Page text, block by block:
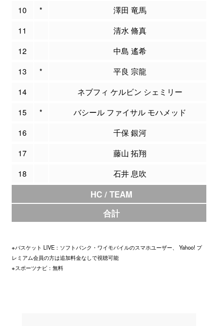
10 *
澤田 竜馬
11
清水 脩真
12
中島 遙希
13
*
平良 宗龍
14
ネブフィ ケルビン シェミリー
15
*
バシール ファイサル モハメッド
16
千保 銀河
17
藤山 拓翔
18
石井 息吹
HC / TEAM
合計
※バスケット LIVE：ソフトバンク・ワイモバイルのスマホユーザー、 Yahoo! プ
レミアム会員の方は追加料金なしで視聴可能
※スポーツナビ：無料